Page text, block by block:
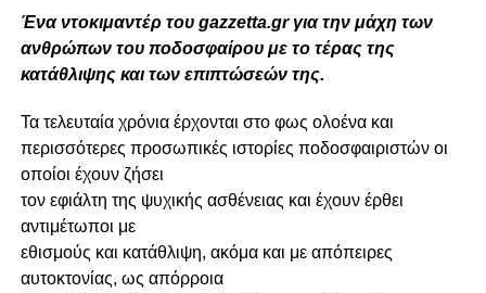
Ένα ντοκιμαντέρ του gazzetta.gr για την μάχη των
ανθρώπων του ποδοσφαίρου με το τέρας της
κατάθλιψης και των επιπτώσεών της.
Τα τελευταία χρόνια έρχονται στο φως ολοένα και
περισσότερες προσωπικές ιστορίες ποδοσφαιριστών οι
οποίοι έχουν ζήσει
τον εφιάλτη της ψυχικής ασθένειας και έχουν έρθει
αντιμέτωποι με
εθισμούς και κατάθλιψη, ακόμα και με απόπειρες
αυτοκτονίας, ως απόρροια